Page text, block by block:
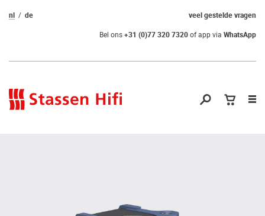
veel gestelde vragen
nl de
Bel ons+31 (0)77 320 7320of app via WhatsApp